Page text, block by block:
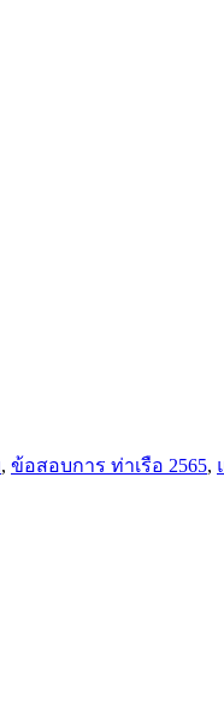
, ข้อสอบการ ท่าเรือ 2565,